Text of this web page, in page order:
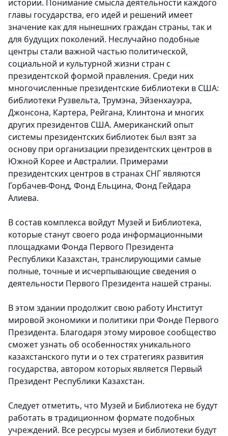
истории. Понимание смысла деятельности каждого
главы государства, его идей и решений имеет
значение как для нынешних граждан страны, так и
для будущих поколений. Неслучайно подобные
центры стали важной частью политической,
социальной и культурной жизни стран с
президентской формой правления. Среди них
многочисленные президентские библиотеки в США:
библиотеки Рузвельта, Трумэна, Эйзенхауэра,
Джонсона, Картера, Рейгана, Клинтона и многих
других президентов США. Американский опыт
системы президентских библиотек был взят за
основу при организации президентских центров в
Южной Корее и Австралии. Примерами
президентских центров в странах СНГ являются
Горбачев-Фонд, Фонд Ельцина, Фонд Гейдара
Алиева.
В состав комплекса войдут Музей и Библиотека,
которые станут своего рода информационными
площадками Фонда Первого Президента
Республики Казахстан, транслирующими самые
полные, точные и исчерпывающие сведения о
деятельности Первого Президента нашей страны.
В этом здании продолжит свою работу Институт
мировой экономики и политики при Фонде Первого
Президента. Благодаря этому мировое сообщество
сможет узнать об особенностях уникального
казахстанского пути и о тех стратегиях развития
государства, автором которых является Первый
Президент Республики Казахстан.
Следует отметить, что Музей и Библиотека не будут
работать в традиционном формате подобных
учреждений. Все ресурсы музея и библиотеки будут